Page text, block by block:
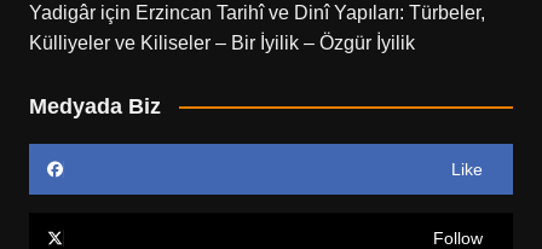
Yadigâriçin Erzincan Tarihî ve Dinî Yapıları: Türbeler,
Külliyeler ve Kiliseler – Bir İyilik – Özgür İyilik
Medyada Biz
Like
Follow